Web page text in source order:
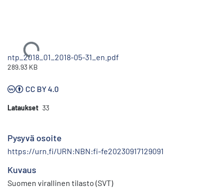
Ladataan...
ntp_2018_01_2018-05-31_en.pdf
289.93 KB
CC BY 4.0
Lataukset 33
Pysyvä osoite
https://urn.fi/URN:NBN:fi-fe20230917129091
Kuvaus
Suomen virallinen tilasto (SVT)